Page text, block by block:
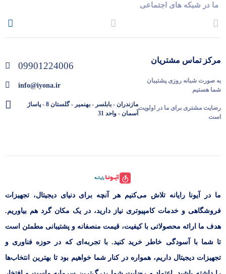
ما در شبکه های اجتماعی
مرکز تماس مشتریان
به صورت شبانه روزی پشتیبان
شما هستیم
رضایت مشتری برای ما در اولویت
است
09901224006
info@iyona.ir
مازندران - بابلسر - بهنمیر - گلستان 8 - پاساژ
آسمان - واحد 31
ما در آیونا رایانه تلاش می‌کنیم هر آنچه برای دنیای دیجیتال، تجهیزات
فروشگاهی و خدمات کامپیوتری نیاز دارید، در یک مکان گرد هم بیاوریم.
هدف ما ارائه محصولاتی با کیفیت، قیمت منصفانه و پشتیبانی مطمئن است
تا شما با آسودگی خاطر خرید کنید. با تجربه‌ای که در حوزه فناوری و
تجهیزات دیجیتال داریم، همواره در کنار شما خواهیم بود تا بهترین انتخاب‌ها